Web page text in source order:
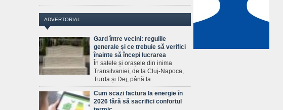
ADVERTORIAL
Gard între vecini: regulile
generale și ce trebuie să verifici
înainte să începi lucrarea
În satele și orașele din inima
Transilvaniei, de la Cluj-Napoca,
Turda și Dej, până la
Cum scazi factura la energie în
2026 fără să sacrifici confortul